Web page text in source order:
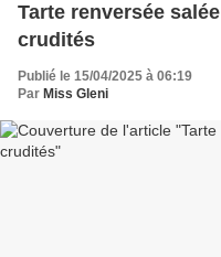
Tarte renversée
crudités
Publié le 15/04/2025 à 06:19
Par Miss Gleni